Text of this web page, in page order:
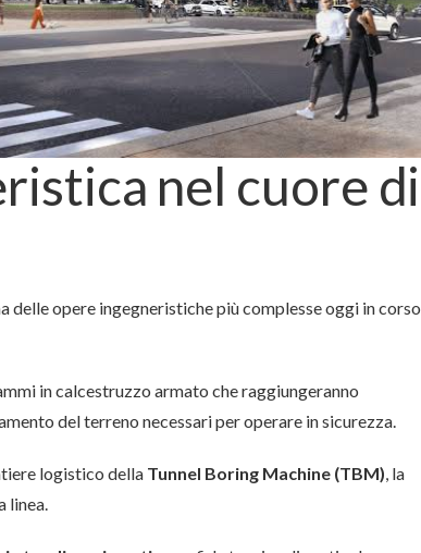
nel cuore di
delle opere ingegneristiche più complesse oggi in corso
in calcestruzzo armato che raggiungeranno
del terreno necessari per operare in sicurezza.
logistico della Tunnel Boring Machine (TBM), la
linea.